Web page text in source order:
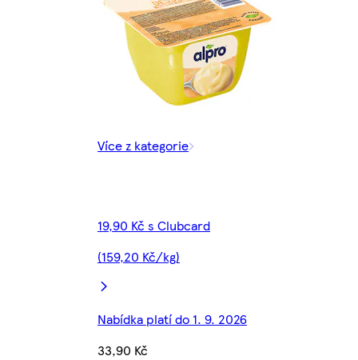
Více z kategorie
19,90 Kč s Clubcard
(159,20 Kč/kg)
Nabídka platí do 1. 9. 2026
33,90 Kč